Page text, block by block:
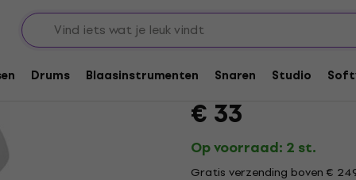
Drums Blaasinstrumenten Snaren Studio
blaasinstrumenten
BG France C20YE
Merk:BG FranceProductcode: .
€ 33
Op voorraad: 2 st.
Gratis verzending boven €